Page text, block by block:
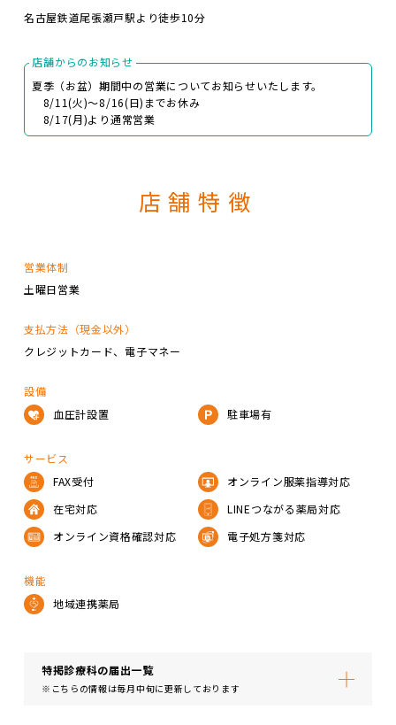
名古屋鉄道尾張瀬戸駅より徒歩10分
店舗からのお知らせ
夏季（お盆）期間中の営業についてお知らせいたします。
8/11(火)～8/16(日)までお休み
8/17(月)より通常営業
店舗特徴
営業体制
土曜日営業
支払方法（現金以外）
クレジットカード
電子マネー
設備
血圧計設置
駐車場有
サービス
FAX受付
オンライン服薬指導対応
在宅対応
LINEつながる薬局対応
オンライン資格確認対応
電子処方箋対応
機能
地域連携薬局
特掲診療科の届出⼀覧
※こちらの情報は毎月中旬に更新しております